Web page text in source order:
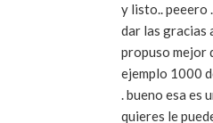
y listo.. peeero
dar las gracias
propuso mejor
ejemplo 1000
. bueno esa es
quieres le